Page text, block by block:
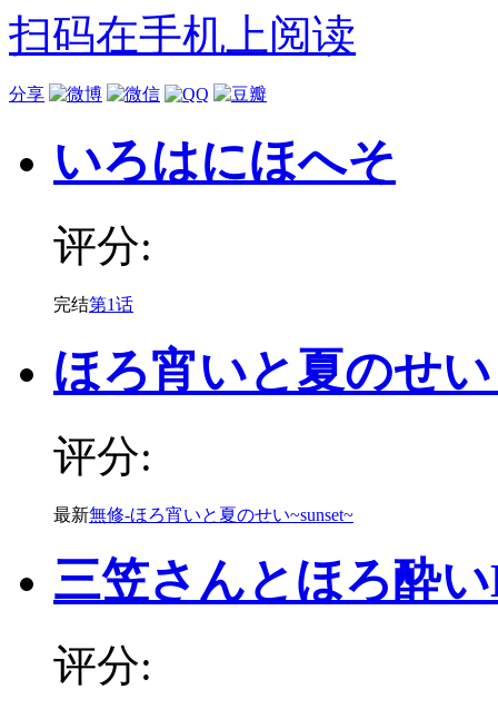
扫码在手机上阅读
分享
いろはにほへそ
评分:
完结第1话
ほろ宵いと夏のせい
评分:
最新無修-ほろ宵いと夏のせい~sunset~
三笠さんとほろ酔
评分: